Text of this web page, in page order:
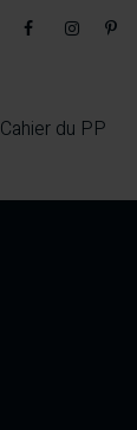
Cahier du PP